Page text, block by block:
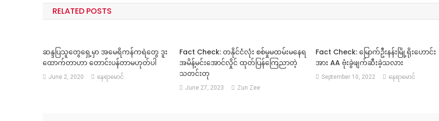
RELATED POSTS
ဆန္ဒပြသူတွေရှေ့မှာ အမေရိကန်ကရဲတွေ ဒူး
ထောက်တာဟာ တောင်းပန်တာမဟုတ်ပါ
June 2, 2020 နေရာမောင်
Fact Check: တနိုင်ငံလုံး စစ်မှုမထမ်းမနေရ
အမိန့်မင်းအောင်လှိုင် ထုတ်ပြန်ကြေညာတဲ့
သတင်းတု
June 27, 2023 Zun Zee
Fact Check: မြောက်ဦးနန်းမြို့ရိုးဟောင်း
အား AA ဗုံးခွဲဖျက်ဆီးခဲ့သလား
September 10, 2022 နေရာမောင်